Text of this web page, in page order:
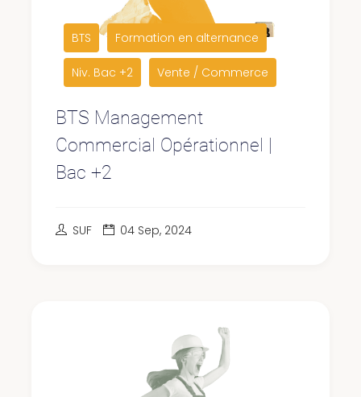
BTS Formation en alternance
Niv. Bac +2 Vente / Commerce
BTS Management
Commercial Opérationnel |
Bac +2
SUF 04 Sep, 2024